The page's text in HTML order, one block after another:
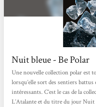
Nuit bleue - Be Polar
Une nouvelle collection polar est
lorsqu’elle sort des sentiers
intéressants. C’est le cas de la
L’Atalante et du titre du jour Nuit